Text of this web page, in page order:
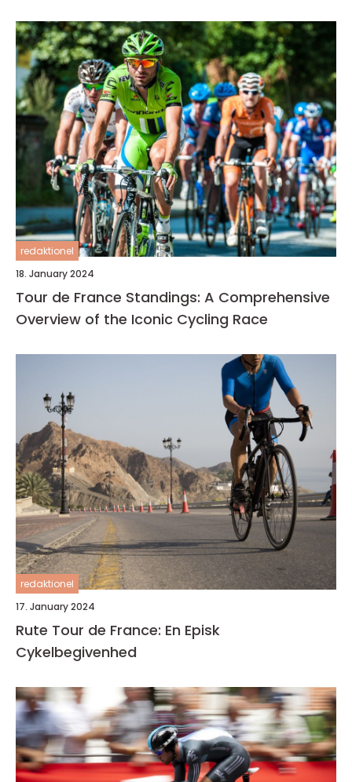
redaktionel
18. January 2024
Tour de France Standings: A Comprehensive
Overview of the Iconic Cycling Race
redaktionel
17. January 2024
Rute Tour de France: En Episk
Cykelbegivenhed